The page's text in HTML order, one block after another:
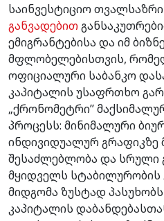
საინვესტიციო
განვადებით
ემიგრანტებისა და იმ
მფლობელებისთვის,
ოფიციალური საბანკო
კაპიტალის უსაფრთხო
„ქრონომეტრი’’
პროცესს: მინიმალური
ინდივიდუალურ გრაფიკზე
შესაძლებლობა და სრული
მყიდველს სტაბილურობის
მიდგომა ზუსტად
კაპიტალის